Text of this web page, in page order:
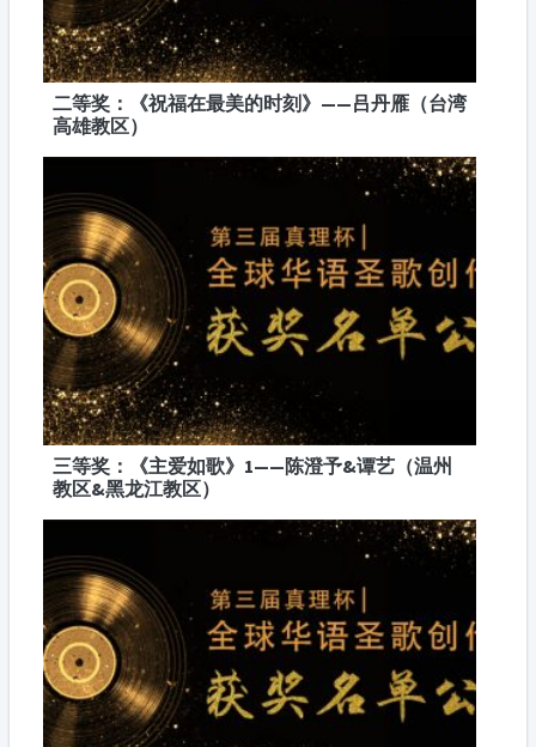
二等奖：《祝福在最美的时刻》——吕丹雁（台湾
高雄教区）
三等奖：《主爱如歌》1——陈澄予&谭艺（温州
教区&黑龙江教区）